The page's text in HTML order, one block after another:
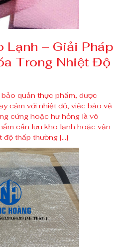
Lạnh – Giải Pháp
Trong Nhiệt Độ
quản thực phẩm, dược
cảm với nhiệt độ, việc bảo vệ
cứng hoặc hư hỏng là vô
cần lưu kho lạnh hoặc vận
độ thấp thường […]